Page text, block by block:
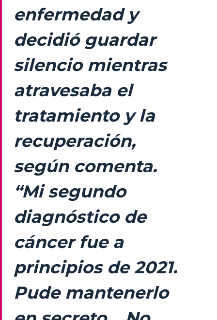
enfermedad y
decidió guardar
silencio mientras
atravesaba el
tratamiento y la
recuperación,
según comenta.
“Mi segundo
diagnóstico de
cáncer fue a
principios de 2021.
Pude mantenerlo